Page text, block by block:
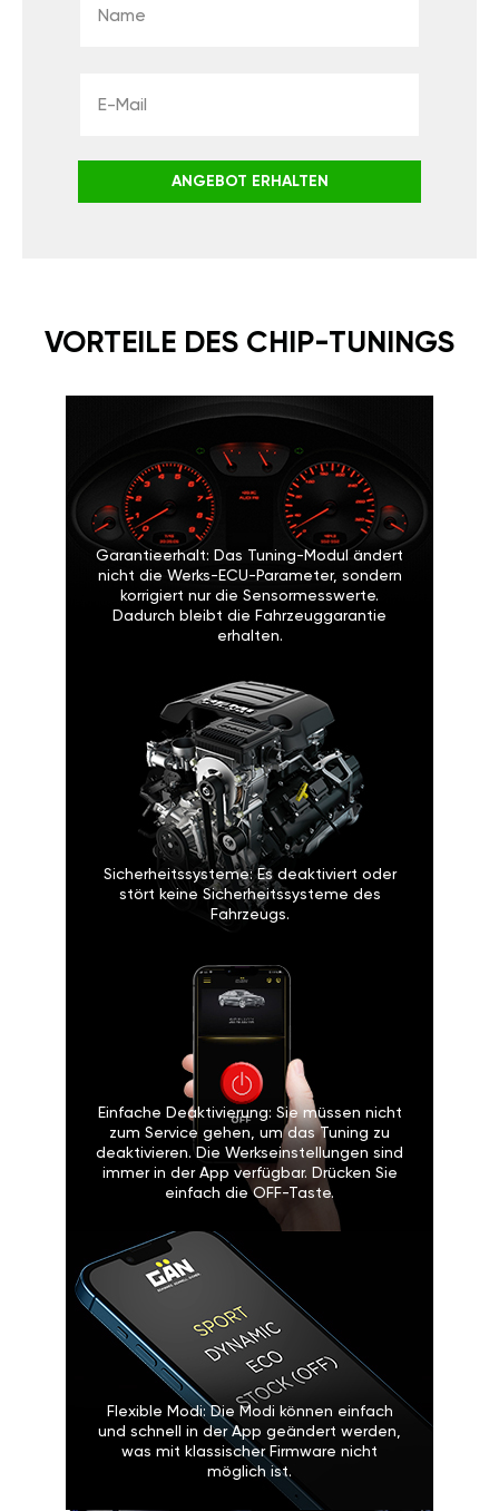
ANGEBOT ERHALTEN
VORTEILE DES CHIP-TUNINGS
Garantieerhalt: Das Tuning-Modul ändert
nicht die Werks-ECU-Parameter, sondern
korrigiert nur die Sensormesswerte.
Dadurch bleibt die Fahrzeuggarantie
erhalten.
Sicherheitssysteme: Es deaktiviert oder
stört keine Sicherheitssysteme des
Fahrzeugs.
Einfache Deaktivierung: Sie müssen nicht
zum Service gehen, um das Tuning zu
deaktivieren. Die Werkseinstellungen sind
immer in der App verfügbar. Drücken Sie
einfach die OFF-Taste.
Flexible Modi: Die Modi können einfach
und schnell in der App geändert werden,
was mit klassischer Firmware nicht
möglich ist.